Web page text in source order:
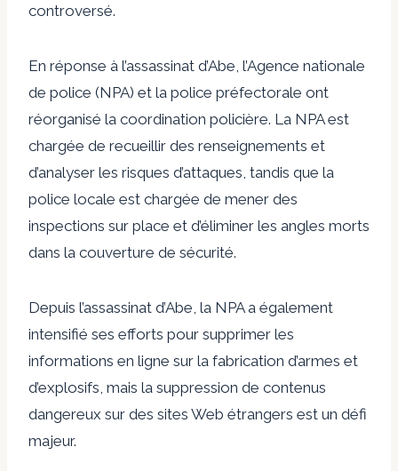
controversé.
En réponse à l’assassinat d’Abe, l’Agence nationale
de police (NPA) et la police préfectorale ont
réorganisé la coordination policière. La NPA est
chargée de recueillir des renseignements et
d’analyser les risques d’attaques, tandis que la
police locale est chargée de mener des
inspections sur place et d’éliminer les angles morts
dans la couverture de sécurité.
Depuis l’assassinat d’Abe, la NPA a également
intensifié ses efforts pour supprimer les
informations en ligne sur la fabrication d’armes et
d’explosifs, mais la suppression de contenus
dangereux sur des sites Web étrangers est un défi
majeur.